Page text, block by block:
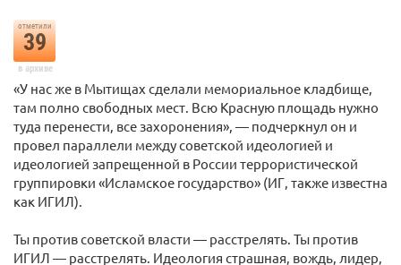
отметили
39
в архиве
«У нас же в Мытищах сделали мемориальное кладбище,
там полно свободных мест. Всю Красную площадь нужно
туда перенести, все захоронения», — подчеркнул он и
провел параллели между советской идеологией и
идеологией запрещенной в России террористической
группировки «Исламское государство» (ИГ, также известна
как ИГИЛ).
Ты против советской власти — расстрелять. Ты против
ИГИЛ — расстрелять. Идеология страшная, вождь, лидер,